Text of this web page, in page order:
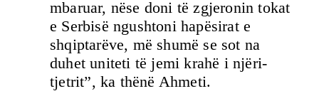
mbaruar, nëse doni të zgjeronin tokat
e Serbisë ngushtoni hapësirat e
shqiptarëve, më shumë se sot na
duhet uniteti të jemi krahë i njëri-
tjetrit”, ka thënë Ahmeti.